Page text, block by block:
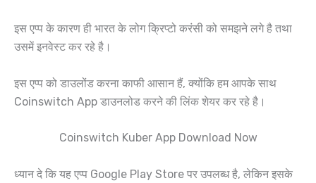
इस एप्प के कारण ही भारत के लोग क्रिप्टो करंसी को समझने लगे है तथा
उसमें इनवेस्ट कर रहे है।
इस एप्प को डाउलोंड करना काफी आसान हैं, क्योंकि हम आपके साथ
Coinswitch App डाउनलोड करने की लिंक शेयर कर रहे है।
Coinswitch Kuber App Download Now
ध्यान दे कि यह एप्प Google Play Store पर उपलब्ध है, लेकिन इसके